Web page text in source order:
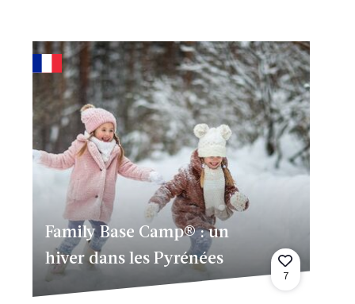
Family Base Camp® : un
hiver dans les Pyrénées
7